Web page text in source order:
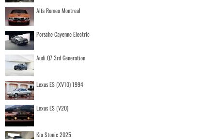
Alfa Romeo Montreal
Porsche Cayenne Electric
Audi Q7 3rd Generation
Lexus ES (XV10) 1994
Lexus ES (V20)
Kia Stonic 2025